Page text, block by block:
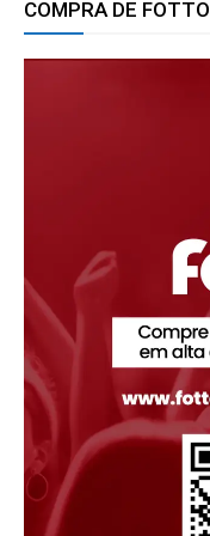
COMPRA DE FOTTO